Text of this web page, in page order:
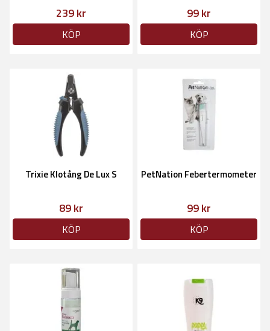
239 kr
KÖP
99 kr
KÖP
Trixie Klotång De Lux S
89 kr
KÖP
PetNation Febertermometer
99 kr
KÖP